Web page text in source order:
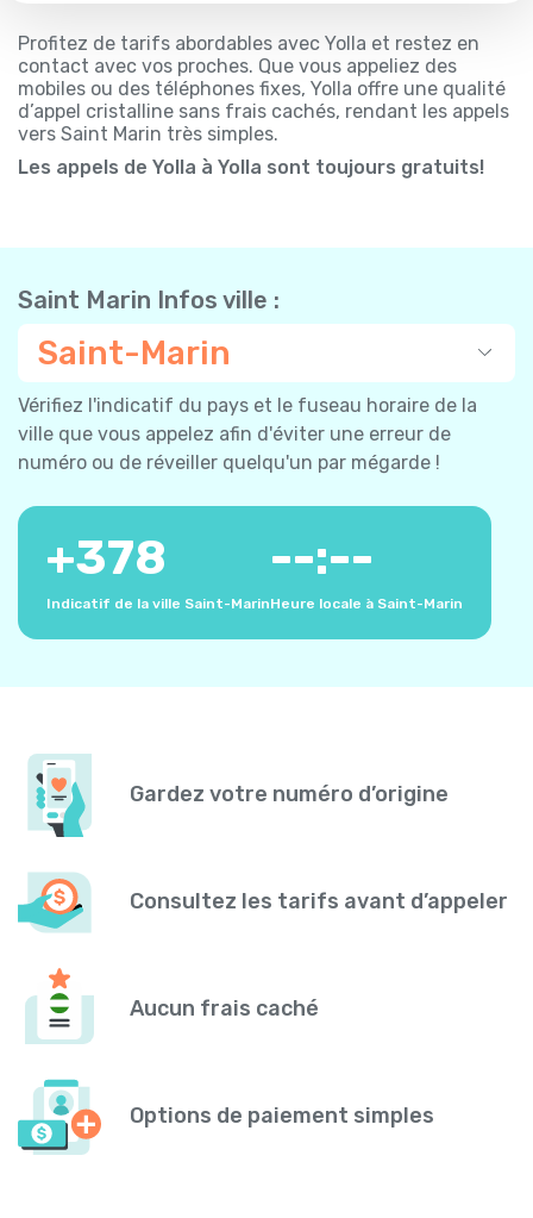
Profitez de tarifs abordables avec Yolla et restez en
contact avec vos proches. Que vous appeliez des
mobiles ou des téléphones fixes, Yolla offre une qualité
d’appel cristalline sans frais cachés, rendant les appels
vers Saint Marin très simples.
Les appels de Yolla à Yolla sont toujours gratuits!
Saint Marin Infos ville :
Saint-Marin
Vérifiez l'indicatif du pays et le fuseau horaire de la
ville que vous appelez afin d'éviter une erreur de
numéro ou de réveiller quelqu'un par mégarde !
+378
Indicatif de la ville Saint-Marin
--:--
Heure locale à Saint-Marin
Gardez votre numéro d’origine
Consultez les tarifs avant d’appeler
Aucun frais caché
Options de paiement simples